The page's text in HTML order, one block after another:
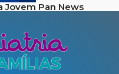
Jovem Pan News